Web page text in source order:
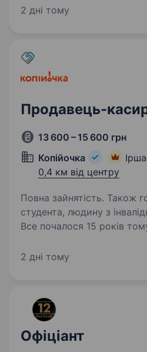
в Хустському районі
2 дні тому
Продавець-
13 600 – 15 600 грн
Копійочка
0,4 км від центру
Повна зайнятість. Також
студента, людину з
Все почалося 15 років
покупця та даруватиме
команді…
2 дні тому
Офіціант